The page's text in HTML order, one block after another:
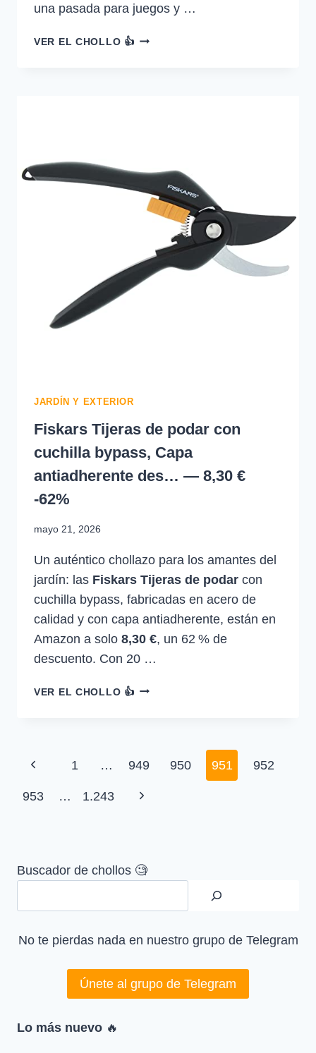
una pasada para juegos y …
VER EL CHOLLO 👍PROCESADOR
HILOS,
CPU
285.51
EUR
JARDÍN Y EXTERIOR
Fiskars Tijeras de podar con
cuchilla bypass, Capa
antiadherente des… — 8,30 €
-62%
mayo 21, 2026
Un auténtico chollazo para los amantes del
jardín: las Fiskars Tijeras de podar con
cuchilla bypass, fabricadas en acero de
calidad y con capa antiadherente, están en
Amazon a solo 8,30 €, un 62 % de
descuento. Con 20 …
VER EL CHOLLO 👍FISKARS
CUCHILLA
CAPA
8,30
€
Navegación
de
Página
anterior
1 … 949 950 951 952
953 … 1.243
Siguiente
Buscador de chollos 🧐
No te pierdas nada en nuestro grupo de Telegram
Únete al grupo de Telegram
Lo más nuevo 🔥